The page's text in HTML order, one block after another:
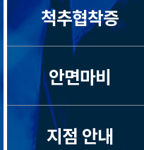
척추협착증
안면마비
지점 안내